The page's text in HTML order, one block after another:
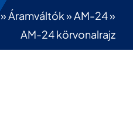
Áramváltók»AM-24»
AM-24 körvonalrajz